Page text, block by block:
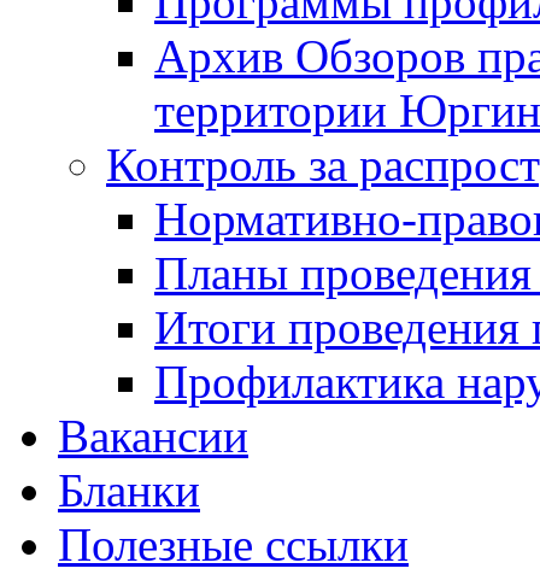
Архив Обзоров
территории
Контроль за
Нормативно-
Планы
Итоги проведения
Профилактика
Вакансии
Бланки
Полезные ссылки